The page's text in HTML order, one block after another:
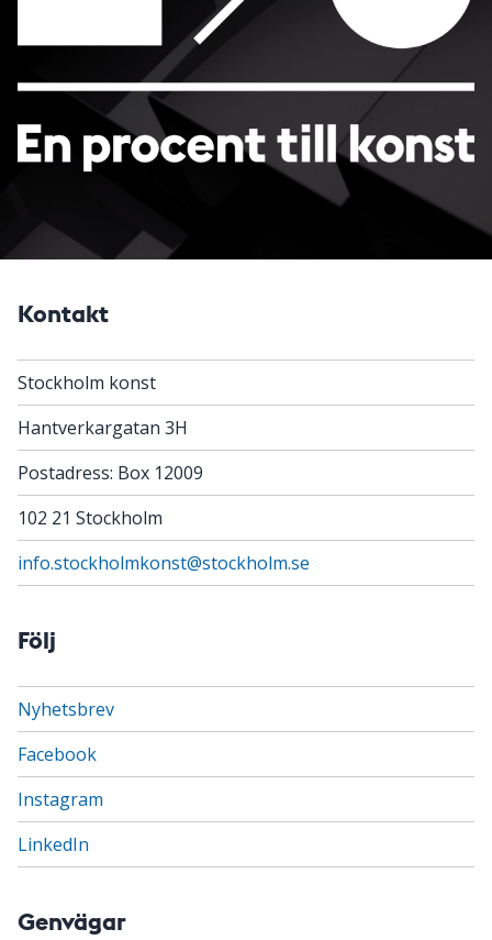
Kontakt
Stockholm konst
Hantverkargatan 3H
Postadress: Box 12009
102 21 Stockholm
info.stockholmkonst@stockholm.se
Följ
Nyhetsbrev
Facebook
Instagram
LinkedIn
Genvägar